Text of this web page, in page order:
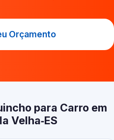
Orçamento
para Carro em
Velha‑ES